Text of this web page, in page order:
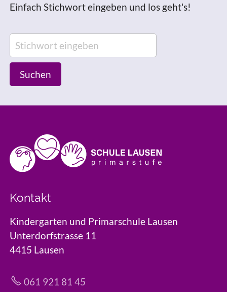
Einfach Stichwort eingeben und los geht's!
Suchen
Kontakt
Kindergarten und Primarschule Lausen
Unterdorfstrasse 11
4415 Lausen
061 921 81 45